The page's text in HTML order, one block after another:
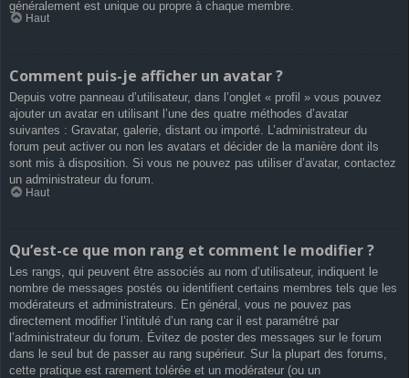
généralement est unique ou propre à chaque membre.
Haut
Comment puis-je afficher un avatar ?
Depuis votre panneau d’utilisateur, dans l’onglet « profil » vous pouvez
ajouter un avatar en utilisant l’une des quatre méthodes d’avatar
suivantes : Gravatar, galerie, distant ou importé. L’administrateur du
forum peut activer ou non les avatars et décider de la manière dont ils
sont mis à disposition. Si vous ne pouvez pas utiliser d’avatar, contactez
un administrateur du forum.
Haut
Qu’est-ce que mon rang et comment le modifier ?
Les rangs, qui peuvent être associés au nom d’utilisateur, indiquent le
nombre de messages postés ou identifient certains membres tels que les
modérateurs et administrateurs. En général, vous ne pouvez pas
directement modifier l’intitulé d’un rang car il est paramétré par
l’administrateur du forum. Évitez de poster des messages sur le forum
dans le seul but de passer au rang supérieur. Sur la plupart des forums,
cette pratique est rarement tolérée et un modérateur (ou un